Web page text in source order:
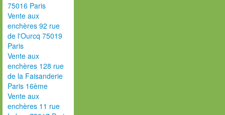
75016 Paris
Vente aux
enchères 92 rue
de l'Ourcq 75019
Paris
Vente aux
enchères 128 rue
de la Faisanderie
Paris 16ème
Vente aux
enchères 11 rue